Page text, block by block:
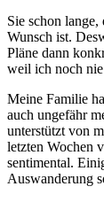
Sie schon
Wunsch ist.
Pläne dann
weil ich noch nie
Meine Familie
auch ungefähr
unterstützt von
letzten Wochen
sentimental.
Auswanderung